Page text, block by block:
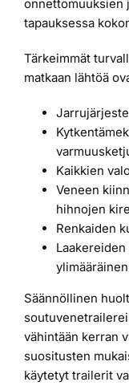
onnettomuuksien
tapauksessa
Tärkeimmät
matkaan lähtöä
Kaikkien
Veneen
hihnojen
Renkaiden
Säännöllinen
vähintään kerran
suositusten
käytetyt trailerit